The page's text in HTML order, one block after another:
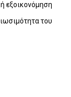
εξοικονόμηση
του